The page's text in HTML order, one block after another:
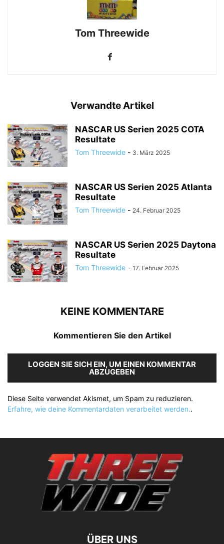
Tom Threewide
Verwandte Artikel
NASCAR US Serien 2025 COTA
Resultate
Tom Threewide - 3. März 2025
NASCAR US Serien 2025 Atlanta
Resultate
Tom Threewide - 24. Februar 2025
NASCAR US Serien 2025 Daytona
Resultate
Tom Threewide - 17. Februar 2025
KEINE KOMMENTARE
Kommentieren Sie den Artikel
LOGGEN SIE SICH EIN, UM EINEN KOMMENTAR
ABZUGEBEN
Diese Seite verwendet Akismet, um Spam zu reduzieren.
Erfahre, wie deine Kommentardaten verarbeitet werden..
ÜBER UNS